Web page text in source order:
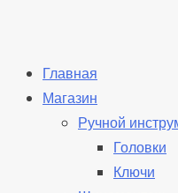
Главная
Магазин
Ручной
Головки
Ключи